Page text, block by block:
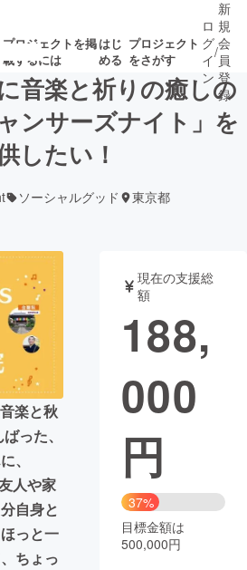
プロジェクトを掲
載するには
はじ
める
プロジェクト
をさがす
新着プロ募集終了が近いプ
ガジェット
書籍・雑誌
業 チャレンジ
域活性化
Good
CAMPFIRE Creation
と納税
コミュニティ
ロ
グ
イ
ン
/
新
規
会
員
登
録
音楽と祈りの癒しの
ンサーズナイト」を
したい！
ソーシャルグッド 東京都
楽と秋
った、
、
人や家
自身と
っと一
ちょっ
現在の支援総
額
188,
000
円
37%
目標金額は
500,000円